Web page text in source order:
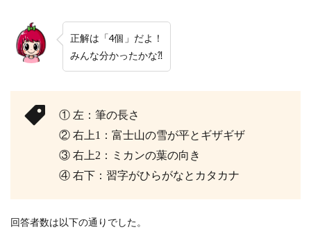
正解は「4個」だよ！
みんな分かったかな⁈
① 左：筆の長さ
② 右上1：富士山の雪が平とギザギザ
③ 右上2：ミカンの葉の向き
④ 右下：習字がひらがなとカタカナ
回答者数は以下の通りでした。